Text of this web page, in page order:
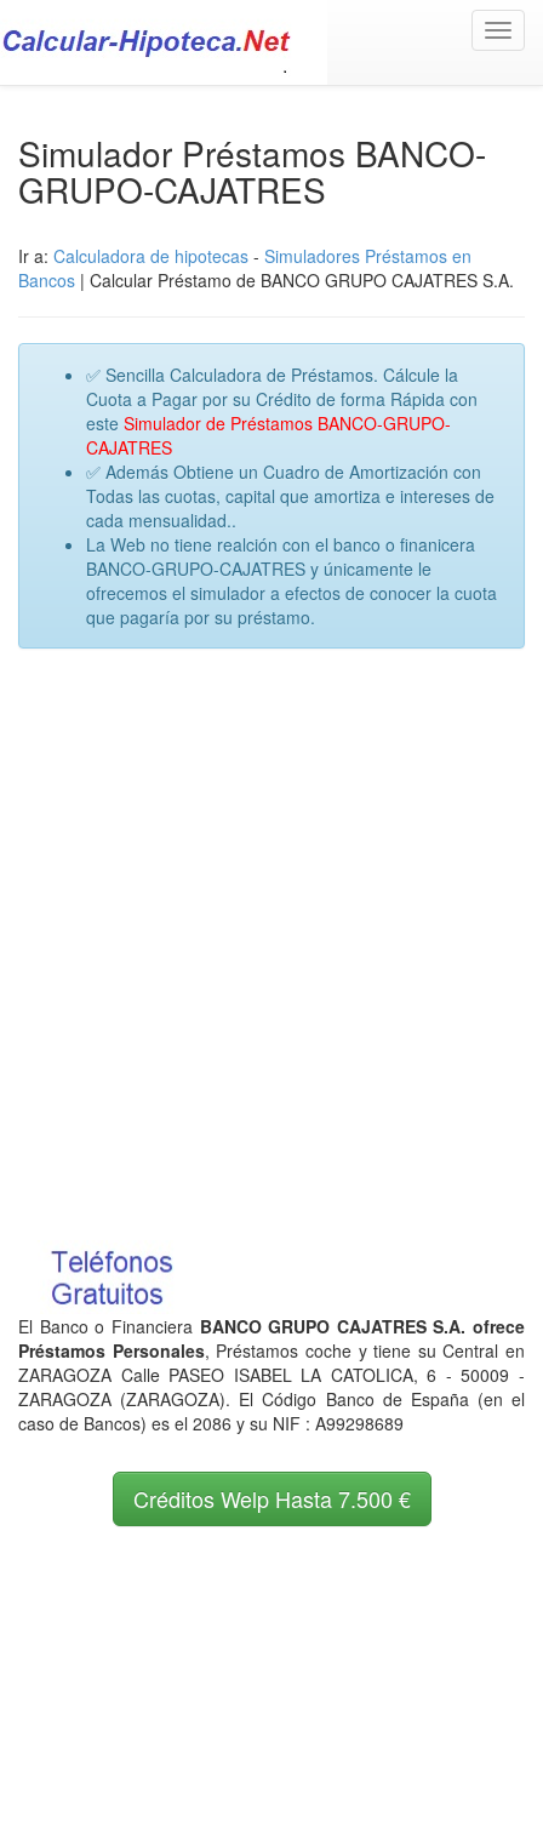
Simulador Préstamos BANCO-
GRUPO-CAJATRES
Ir a: Calculadora de hipotecas - Simuladores Préstamos en
Bancos | Calcular Préstamo de BANCO GRUPO CAJATRES S.A.
✅ Sencilla Calculadora de Préstamos. Cálcule la
Cuota a Pagar por su Crédito de forma Rápida con
este Simulador de Préstamos BANCO-GRUPO-
CAJATRES
✅ Además Obtiene un Cuadro de Amortización con
Todas las cuotas, capital que amortiza e intereses de
cada mensualidad..
La Web no tiene realción con el banco o finanicera
BANCO-GRUPO-CAJATRES y únicamente le
ofrecemos el simulador a efectos de conocer la cuota
que pagaría por su préstamo.
El Banco o Financiera BANCO GRUPO CAJATRES S.A. ofrece
Préstamos Personales, Préstamos coche y tiene su Central en
ZARAGOZA Calle PASEO ISABEL LA CATOLICA, 6 - 50009 -
ZARAGOZA (ZARAGOZA). El Código Banco de España (en el
caso de Bancos) es el 2086 y su NIF : A99298689
Créditos Welp Hasta 7.500 €